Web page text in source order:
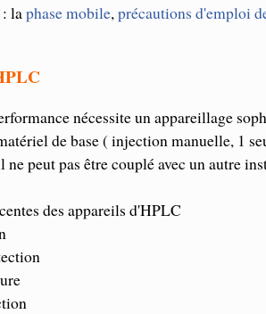
laphase mobile,précautions d'emploi
nécessite un appareillage
de base ( injection manuelle, 1
peut pas être couplé avec un autre
des appareils d'HPLC